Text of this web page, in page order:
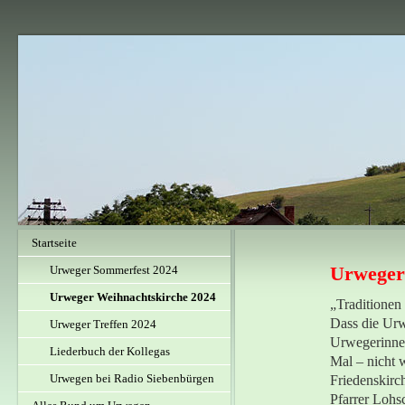
Startseite
Urweger Sommerfest 2024
Urweger Weihnachtskirche 2024
Urweger Treffen 2024
Liederbuch der Kollegas
Urwegen bei Radio Siebenbürgen
Dass die
Mal – nicht
Pfarrer